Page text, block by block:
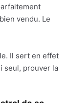
vendu. Le
Il sert en effet
seul, prouver la